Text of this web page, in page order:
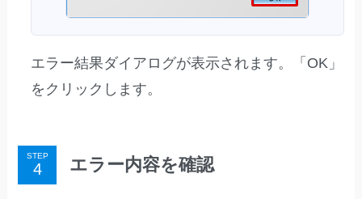
エラー結果ダイアログが表示されます。「OK」
をクリックします。
STEP エラー内容を確認